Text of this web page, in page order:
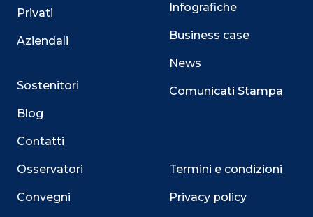
Privati
Aziendali
Sostenitori
Blog
Contatti
Osservatori
Convegni
Infografiche
Business case
News
Comunicati Stampa
Termini e condizioni
Privacy policy